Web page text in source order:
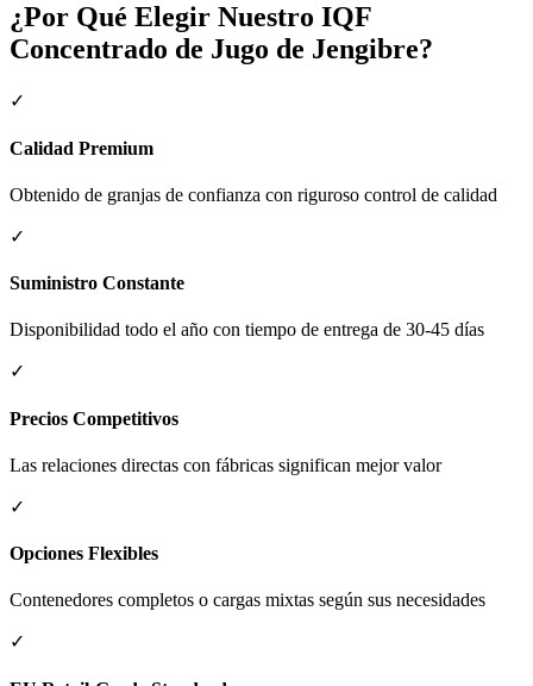
¿Por Qué Elegir Nuestro IQF
Concentrado de Jugo de Jengibre?
✓
Calidad Premium
Obtenido de granjas de confianza con riguroso control de calidad
✓
Suministro Constante
Disponibilidad todo el año con tiempo de entrega de 30-45 días
✓
Precios Competitivos
Las relaciones directas con fábricas significan mejor valor
✓
Opciones Flexibles
Contenedores completos o cargas mixtas según sus necesidades
✓